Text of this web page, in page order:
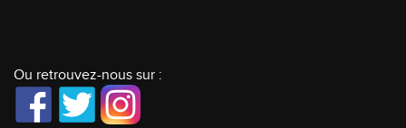
Ou retrouvez-nous sur :